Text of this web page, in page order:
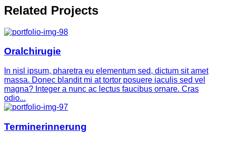
Related Projects
Oralchirugie
In nisl ipsum, pharetra eu elementum sed, dictum sit amet
massa. Donec blandit mi at tortor posuere iaculis sed vel
magna? Integer a nunc ac lectus faucibus ornare. Cras
odio...
Terminerinnerung